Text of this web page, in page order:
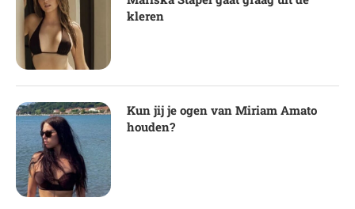
kleren
Kun jij je ogen van Miriam Amato
houden?